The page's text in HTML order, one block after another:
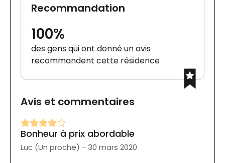
Recommandation
100%
des gens qui ont donné un avis
recommandent cette résidence
Avis et commentaires
Bonheur à prix abordable
Luc (Un proche) - 30 mars 2020